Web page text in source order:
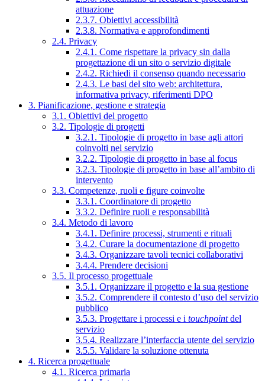
attuazione
2.3.7. Obiettivi accessibilità
2.3.8. Normativa e approfondimenti
2.4. Privacy
2.4.1. Come rispettare la privacy sin dalla
progettazione di un sito o servizio digitale
2.4.2. Richiedi il consenso quando necessario
2.4.3. Le basi del sito web: architettura,
informativa privacy, riferimenti DPO
3. Pianificazione, gestione e strategia
3.1. Obiettivi del progetto
3.2. Tipologie di progetti
3.2.1. Tipologie di progetto in base agli attori
coinvolti nel servizio
3.2.2. Tipologie di progetto in base al focus
3.2.3. Tipologie di progetto in base all’ambito di
intervento
3.3. Competenze, ruoli e figure coinvolte
3.3.1. Coordinatore di progetto
3.3.2. Definire ruoli e responsabilità
3.4. Metodo di lavoro
3.4.1. Definire processi, strumenti e rituali
3.4.2. Curare la documentazione di progetto
3.4.3. Organizzare tavoli tecnici collaborativi
3.4.4. Prendere decisioni
3.5. Il processo progettuale
3.5.1. Organizzare il progetto e la sua gestione
3.5.2. Comprendere il contesto d’uso del servizio
pubblico
3.5.3. Progettare i processi e i touchpointdel
servizio
3.5.4. Realizzare l’interfaccia utente del servizio
3.5.5. Validare la soluzione ottenuta
4. Ricerca progettuale
4.1. Ricerca primaria